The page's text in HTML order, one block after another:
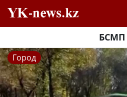
БСМП
Город